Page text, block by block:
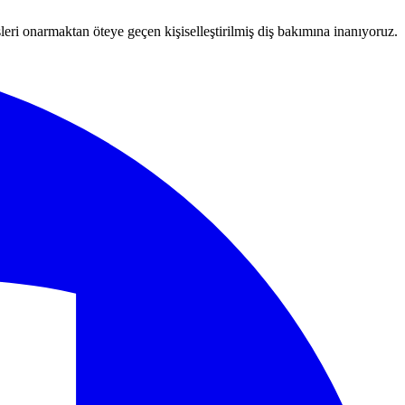
onarmaktan öteye geçen kişiselleştirilmiş diş bakımına inanıyoruz.